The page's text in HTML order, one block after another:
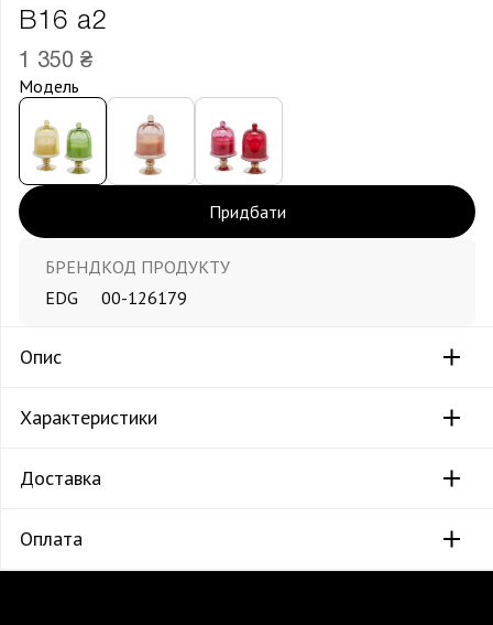
В16 а2
1 350 ₴
Модель
Придбати
БРЕНД
EDG
КОД ПРОДУКТУ
00-126179
Опис
Характеристики
Доставка
Оплата